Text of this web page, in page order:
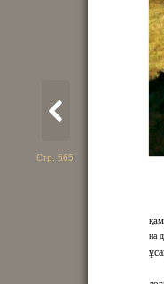
на
Стр. 565